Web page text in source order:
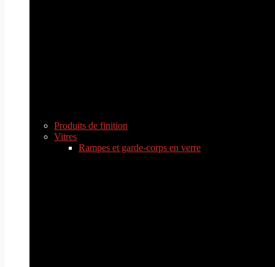
Produits de finition
Vitres
Rampes et garde-corps en verre